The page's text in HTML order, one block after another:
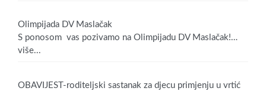
Olimpijada DV Maslačak
S ponosom vas pozivamo na Olimpijadu DV Maslačak!…
više...
OBAVIJEST-roditeljski sastanak za djecu primjenju u vrtić